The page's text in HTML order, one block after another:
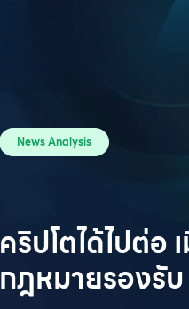
News Analysis
คริปโตได้ไปต่อ
กฎหมายรองรั